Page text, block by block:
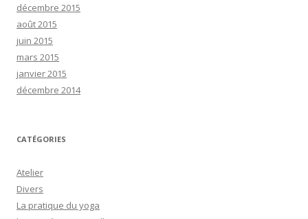
décembre 2015
août 2015
juin 2015
mars 2015
janvier 2015
décembre 2014
CATÉGORIES
Atelier
Divers
La pratique du yoga